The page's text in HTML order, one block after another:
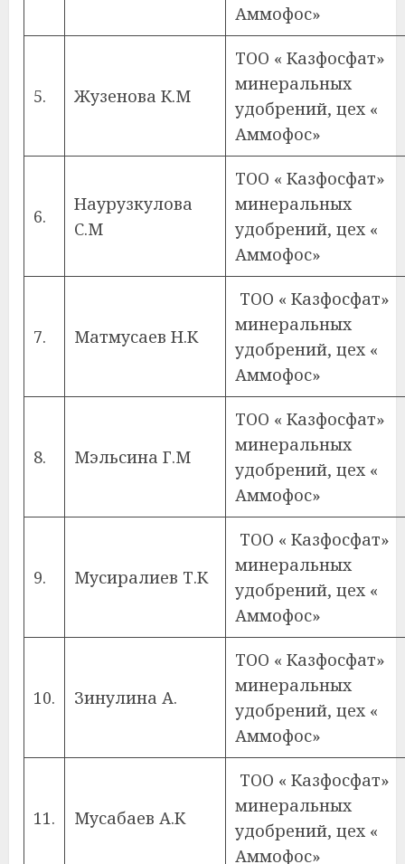
Аммофос»
5. Жузенова К.М
ТОО « Казфосфат»
минеральных
удобрений, цех «
Аммофос»
6.
Наурузкулова
С.М
ТОО « Казфосфат»
минеральных
удобрений, цех «
Аммофос»
7. Матмусаев Н.К
ТОО « Казфосфат»
минеральных
удобрений, цех «
Аммофос»
8. Мэльсина Г.М
ТОО « Казфосфат»
минеральных
удобрений, цех «
Аммофос»
9. Мусиралиев Т.К
ТОО « Казфосфат»
минеральных
удобрений, цех «
Аммофос»
10. Зинулина А.
ТОО « Казфосфат»
минеральных
удобрений, цех «
Аммофос»
11. Мусабаев А.К
ТОО « Казфосфат»
минеральных
удобрений, цех «
Аммофос»